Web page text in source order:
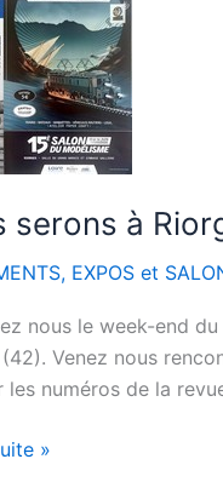
serons à
, EXPOS et
nous le week-end
(42). Venez nous
les numéros de la
»